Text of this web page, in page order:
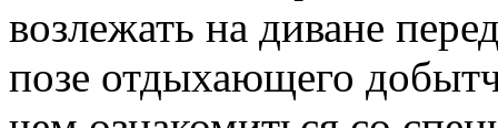
возлежать на диване
позе отдыхающего